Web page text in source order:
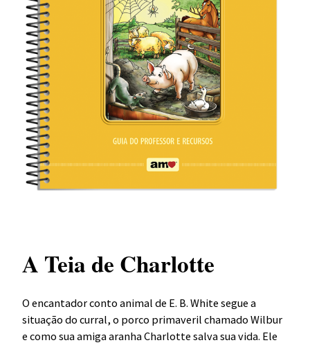
A Teia de Charlotte
O encantador conto animal de E. B. White segue a
situação do curral, o porco primaveril chamado Wilbur
e como sua amiga aranha Charlotte salva sua vida. Ele